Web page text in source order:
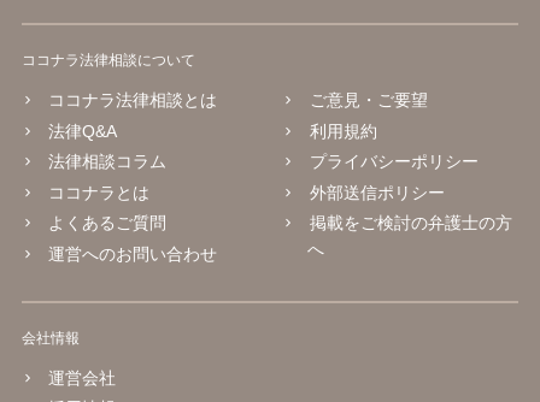
ココナラ法律相談について
ココナラ法律相談とは
法律Q&A
法律相談コラム
ココナラとは
よくあるご質問
運営へのお問い合わせ
ご意見・ご要望
利用規約
プライバシーポリシー
外部送信ポリシー
掲載をご検討の弁護士の方
へ
会社情報
運営会社